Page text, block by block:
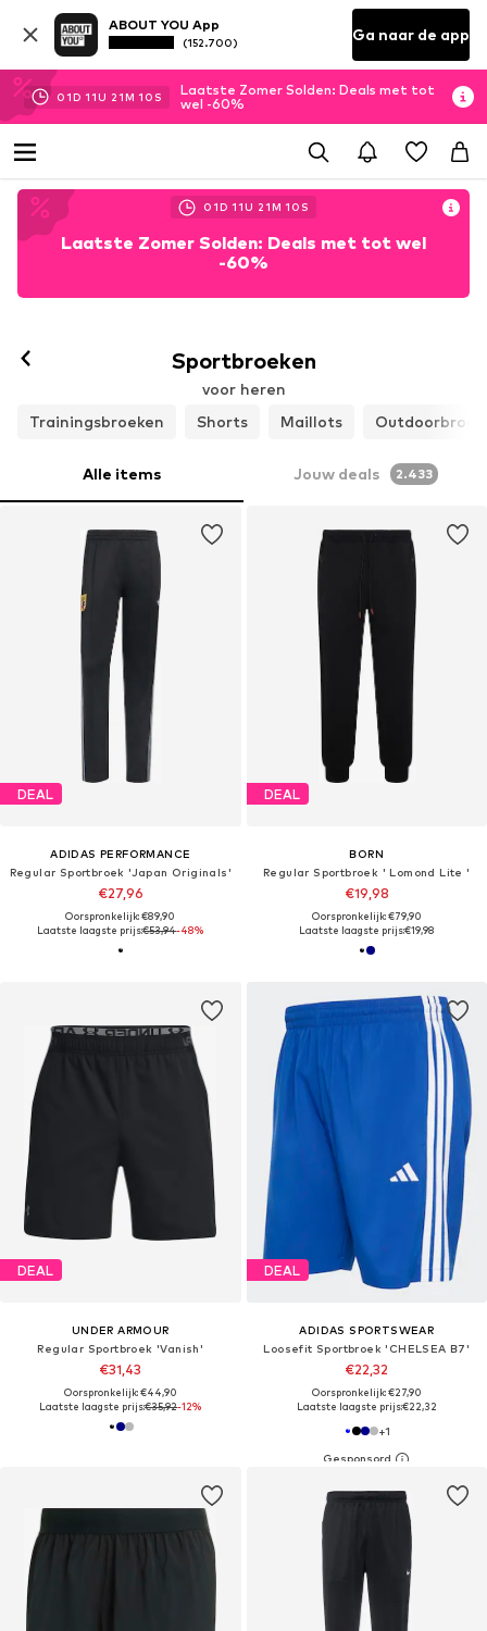
ABOUT YOU App
(152.700) Ga naar de app
01D 11U 21M 07 S
Laatste Zomer Solden: Deals met tot
wel -60%
01D 11U 21M 07 S
Laatste Zomer Solden: Deals met tot wel
-60%
Sportbroeken
voor heren
Trainingsbroeken
Shorts Maillots
Alle items Jouw deals 2.433
DEAL
ADIDAS PERFORMANCE
Regular Sportbroek 'Japan Originals'
€27,96
Oorspronkelijk: €89,90
Laatste laagste prijs:€53,94-48%
DEAL
BORN
Regular Sportbroek ' Lomond Lite '
€19,98
Oorspronkelijk: €79,90
Laatste laagste prijs:€19,98
DEAL
UNDER ARMOUR
Regular Sportbroek 'Vanish'
€31,43
Oorspronkelijk: €44,90
Laatste laagste prijs:€35,92-12%
DEAL
ADIDAS SPORTSWEAR
Loosefit Sportbroek 'CHELSEA B7'
€22,32
Oorspronkelijk: €27,90
Laatste laagste prijs:€22,32
+1